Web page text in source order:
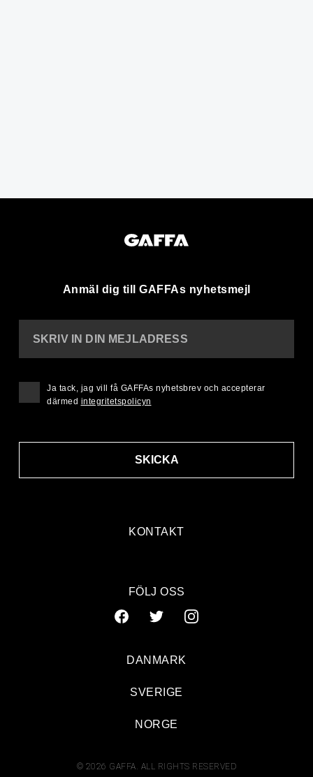
Anmäl dig till GAFFAs nyhetsmejl
KONTAKT
SKRIV IN DIN MEJLADRESS
SKICKA
Ja tack, jag vill få GAFFAs nyhetsbrev och accepterar
därmed integritetspolicyn
FÖLJ OSS
© 2026 GAFFA. ALL RIGHTS RESERVED
DANMARK
SVERIGE
NORGE